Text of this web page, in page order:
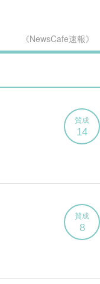
《NewsCafe速報》